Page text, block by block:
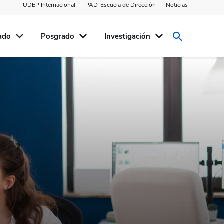
UDEP Internacional PAD-Escuela de Dirección Noticias
Posgrado Investigación